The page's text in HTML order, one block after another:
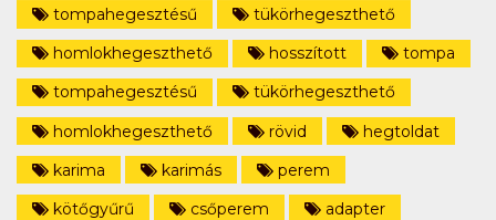
tompahegesztésű
tükörhegeszthető
homlokhegeszthető
hosszított
tompa
tompahegesztésű
tükörhegeszthető
homlokhegeszthető
rövid
hegtoldat
karima
karimás
perem
kötőgyűrű
csőperem
adapter